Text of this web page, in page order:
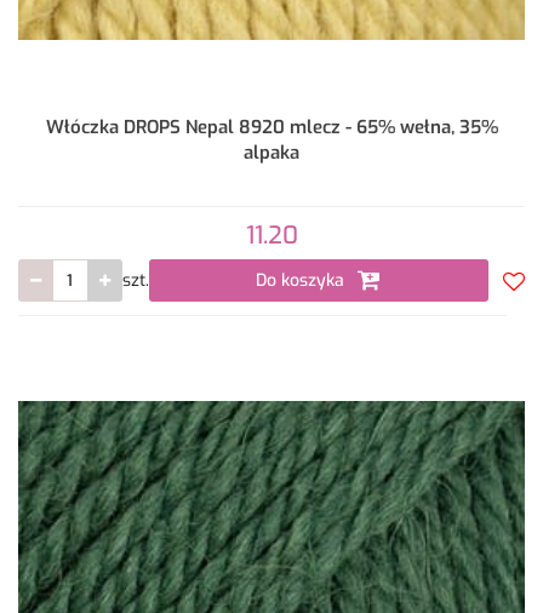
Włóczka DROPS Nepal 8920 mlecz - 65% wełna, 35%
alpaka
11.20
szt. Do koszyka